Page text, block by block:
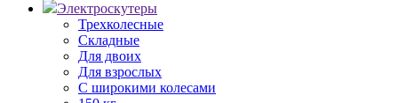
Электроскутеры
Трехколесные
Складные
Для двоих
Для взрослых
С широкими колесами